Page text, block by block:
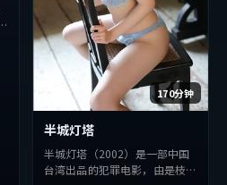
170分钟
半城灯塔
半城灯塔（2002）是一部中国
台湾出品的犯罪电影，由是枝裕